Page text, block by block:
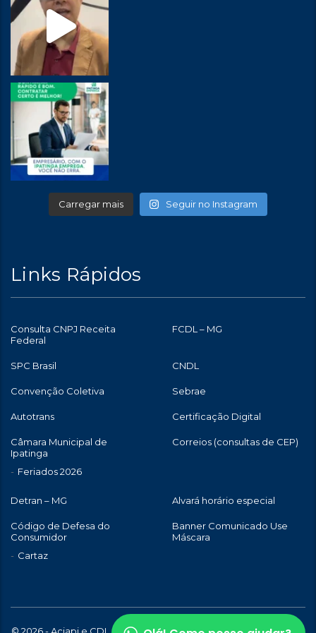
Carregar mais Seguir no Instagram
Links Rápidos
Consulta CNPJ Receita
Federal
FCDL – MG
SPC Brasil CNDL
Convenção Coletiva Sebrae
Autotrans Certificação Digital
Câmara Municipal de
Ipatinga
Feriados 2026
Correios (consultas de CEP)
Detran – MG Alvará horário especial
Código de Defesa do
Consumidor
Cartaz
Banner Comunicado Use
Máscara